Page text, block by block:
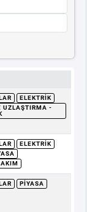
ELEKTRIK
UZLAŞTIRMA -
ELEKTRIK
PIYASA